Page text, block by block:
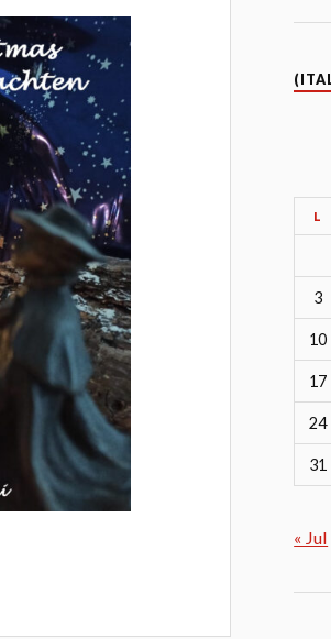
L
3
10
17
24
31
« Jul